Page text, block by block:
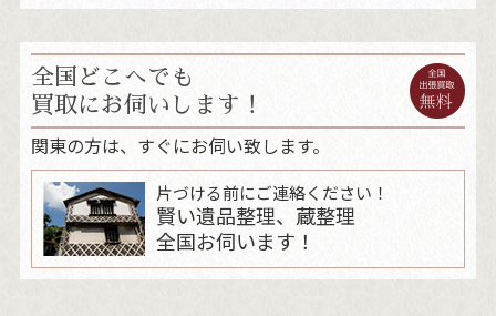
全国どこへでも
買取にお伺いします！
関東の方は、すぐにお伺い致します。
片づける前にご連絡ください！
賢い遺品整理、蔵整理
全国お伺います！